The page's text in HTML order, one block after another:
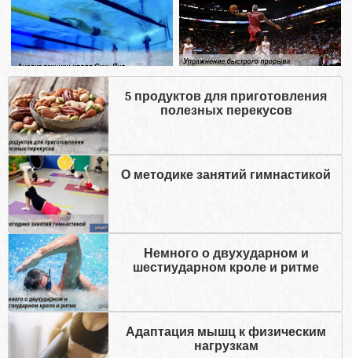
5 продуктов для приготовления
полезных перекусов
О методике занятий гимнастикой
Немного о двухударном и
шестиударном кроле и ритме
Адаптация мышц к физическим
нагрузкам